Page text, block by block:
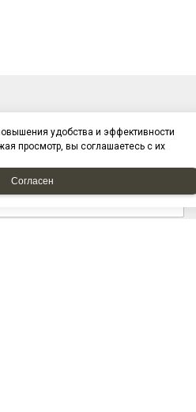
удобства и эффективности
просмотр, вы соглашаетесь с их
Согласен